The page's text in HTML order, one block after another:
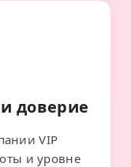
доверие
VIP
и уровне